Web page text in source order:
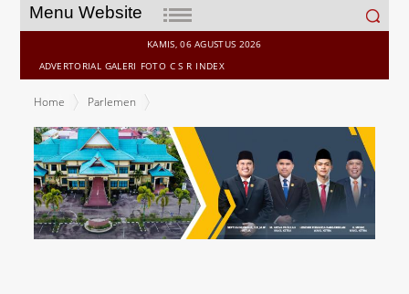
Menu Website
Search
for:
KAMIS, 06 AGUSTUS 2026
ADVERTORIAL GALERI FOTO C S R INDEX
Home
Parlemen
Mendukung Pembangunan